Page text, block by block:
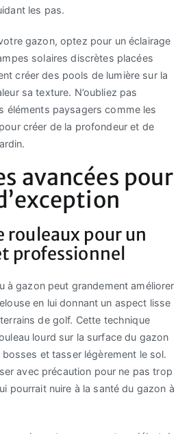
les pas.
gazon, optez pour un éclairage
solaires discrètes placées
créer des pools de lumière sur la
sa texture. N’oubliez pas
éléments paysagers comme les
créer de la profondeur et de
avancées pour
rouleaux pour un
professionnel
à gazon peut grandement améliorer
en lui donnant un aspect lisse
de golf. Cette technique
lourd sur la surface du gazon
et tasser légèrement le sol.
avec précaution pour ne pas trop
pourrait nuire à la santé du gazon à